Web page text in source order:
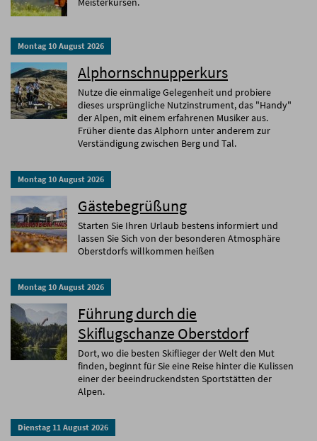
Montag 10 August 2026
Alphornschnupperkurs
Nutze die einmalige Gelegenheit und probiere
dieses ursprüngliche Nutzinstrument, das "Handy"
der Alpen, mit einem erfahrenen Musiker aus.
Früher diente das Alphorn unter anderem zur
Verständigung zwischen Berg und Tal.
Montag 10 August 2026
Gästebegrüßung
Starten Sie Ihren Urlaub bestens informiert und
lassen Sie Sich von der besonderen Atmosphäre
Oberstdorfs willkommen heißen
Montag 10 August 2026
Führung durch die
Skiflugschanze Oberstdorf
Dort, wo die besten Skiflieger der Welt den Mut
finden, beginnt für Sie eine Reise hinter die Kulissen
einer der beeindruckendsten Sportstätten der
Alpen.
Dienstag 11 August 2026